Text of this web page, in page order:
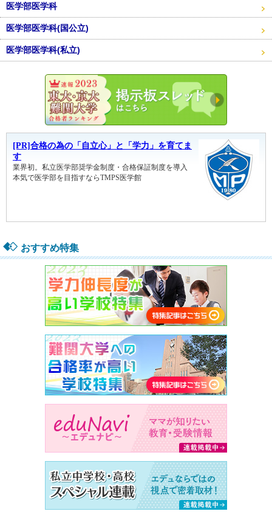
医学部医学科
医学部医学科(国公立)
医学部医学科(私立)
おすすめ特集